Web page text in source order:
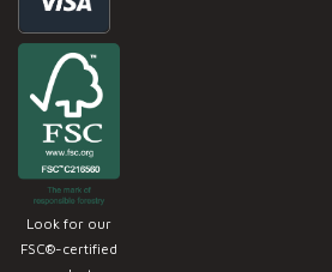
Look for our
FSC®-certified